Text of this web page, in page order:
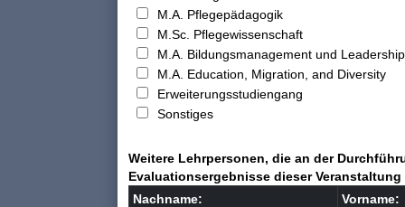
M.A. Pflegepädagogik
M.Sc. Pflegewissenschaft
M.A. Bildungsmanagement und
M.A. Education, Migration, and Diversity
Erweiterungsstudiengang
Sonstiges
Weitere Lehrpersonen, die an der
Evaluationsergebnisse dieser
Nachname:
Vorname: